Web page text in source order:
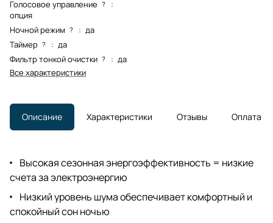
Голосовое управление ?
:
опция
Ночной режим ? : да
Таймер ? : да
Фильтр тонкой очистки ? : да
Все характеристики
Описание Характеристики Отзывы Оплата
Высокая сезонная энергоэффективность = низкие
счета за электроэнергию
Низкий уровень шума обеспечивает комфортный и
спокойный сон ночью